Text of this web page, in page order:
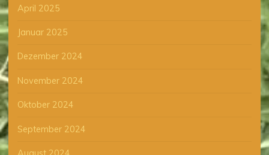
April 2025
Januar 2025
Dezember 2024
November 2024
Oktober 2024
September 2024